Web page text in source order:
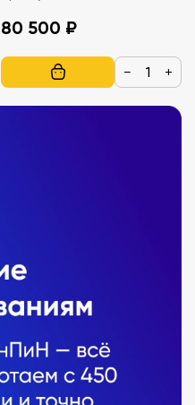
НАУРА ПЛЮС
80 500 ₽
− +